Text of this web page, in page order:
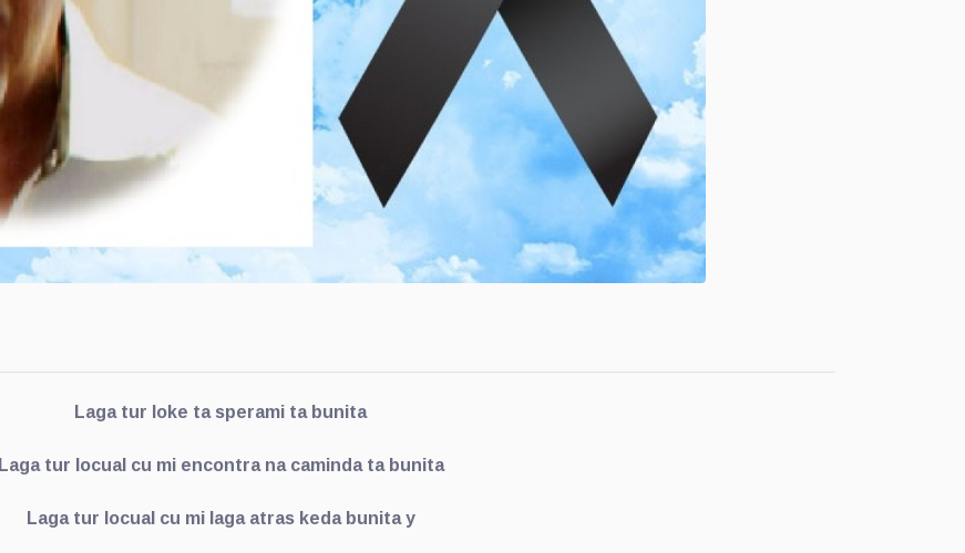
Laga tur loke ta sperami ta bunita
Laga tur locual cu mi encontra na caminda ta bunita
Laga tur locual cu mi laga atras keda bunita y